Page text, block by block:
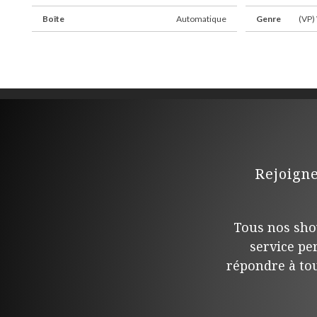
Boîte Automatique Genre
Tous nos
service
répondre à